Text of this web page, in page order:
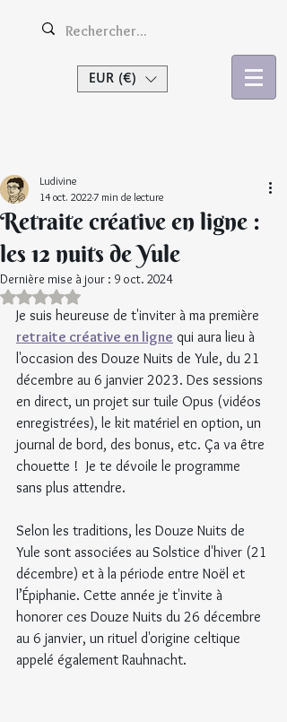
EUR (€)
Retraite créative en ligne :
les 12 nuits de Yule
Ludivine
14 oct. 20227 min de lecture
Dernière mise à jour : 9 oct. 2024
Noté NaN étoiles sur 5.
Je suis heureuse de t'inviter à ma première
retraite créative en ligne qui aura lieu à
l'occasion des Douze Nuits de Yule, du 21
décembre au 6 janvier 2023. Des sessions
en direct, un projet sur tuile Opus (vidéos
enregistrées), le kit matériel en option, un
journal de bord, des bonus, etc. Ça va être
chouette !  Je te dévoile le programme
sans plus attendre.
Selon les traditions, les Douze Nuits de
Yule sont associées au Solstice d'hiver (21
décembre) et à la période entre Noël et
l’Épiphanie. Cette année je t'invite à
honorer ces Douze Nuits du 26 décembre
au 6 janvier, un rituel d'origine celtique
appelé également Rauhnacht.